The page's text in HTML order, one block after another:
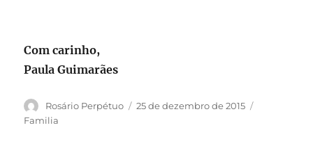
Com carinho,
Paula Guimarães
Autor
Rosário Perpétuo
Publicado
25 de dezembro de 2015
Familia